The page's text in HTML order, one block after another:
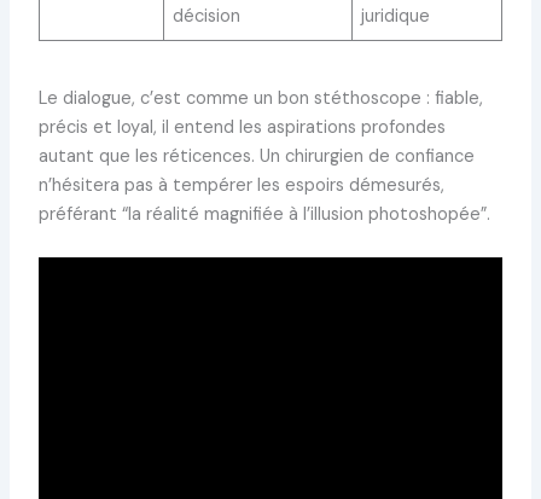
décision
juridique
Le dialogue, c’est comme un bon stéthoscope : fiable,
précis et loyal, il entend les aspirations profondes
autant que les réticences. Un chirurgien de confiance
n’hésitera pas à tempérer les espoirs démesurés,
préférant “la réalité magnifiée à l’illusion photoshopée”.